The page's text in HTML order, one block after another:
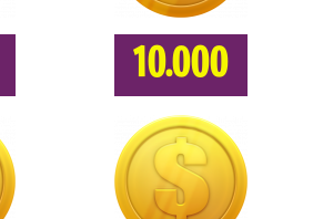
10.000